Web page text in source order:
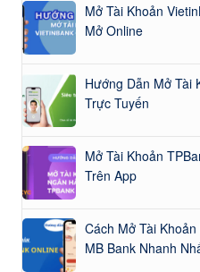
Mở Tài Khoản
Mở Online
Hướng Dẫn Mở Tài
Trực Tuyến
Mở Tài Khoản
Trên App
Cách Mở Tài
MB Bank Nhanh